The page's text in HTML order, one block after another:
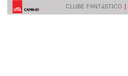
CLUBE FANTáSTICO